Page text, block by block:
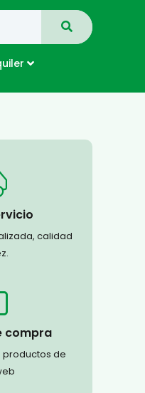
calidad
compra
productos de